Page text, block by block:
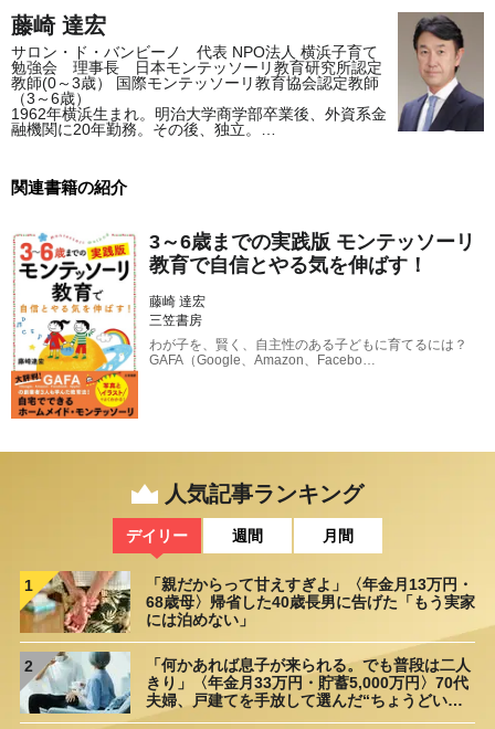
藤崎 達宏
サロン・ド・バンビーノ 代表 NPO法人 横浜子育て
勉強会 理事長 日本モンテッソーリ教育研究所認定
教師(0～3歳） 国際モンテッソーリ教育協会認定教師
（3～6歳）
1962年横浜生まれ。明治大学商学部卒業後、外資系金
融機関に20年勤務。その後、独立。…
関連書籍の紹介
3～6歳までの実践版 モンテッソーリ
教育で自信とやる気を伸ばす！
藤崎 達宏
三笠書房
わが子を、賢く、自主性のある子どもに育てるには？
GAFA（Google、Amazon、Facebo…
人気記事ランキング
デイリー 週間 月間
1
「親だからって甘えすぎよ」〈年金月13万円・
68歳母〉帰省した40歳長男に告げた「もう実家
には泊めない」
2
「何かあれば息子が来られる。でも普段は二人
きり」〈年金月33万円・貯蓄5,000万円〉70代
夫婦、戸建てを手放して選んだ“ちょうどいい
距離”